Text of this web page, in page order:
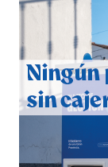
QUINTA
2026
hace 6 días·